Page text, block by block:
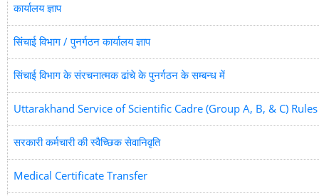
कार्यालय ज्ञाप
सिंचाई विभाग / पुनर्गठन कार्यालय ज्ञाप
सिंचाई विभाग के संरचनात्मक ढांचे के पुनर्गठन के सम्बन्ध में
Uttarakhand Service of Scientific Cadre (Group A, B, & C)
सरकारी कर्मचारी की स्वैच्छिक सेवानिवृति
Medical Certificate Transfer